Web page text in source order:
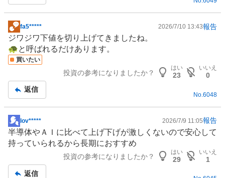
掲
示
板
記
fa5***** 2026/7/10 13:43報告
ジワジワ下値を切り上げてきましたね。
🐢と呼ばれるだけあります。
買いたい
投資の参考になりましたか？
はい
23
いいえ
0
返信
No. 6048
掲
示
板
lov***** 2026/7/9 11:05報告
半導体やＡＩに比べて上げ下げが激しくないので安心して
持っていられるから長期におすすめ
投資の参考になりましたか？
はい
29
いいえ
1
返信